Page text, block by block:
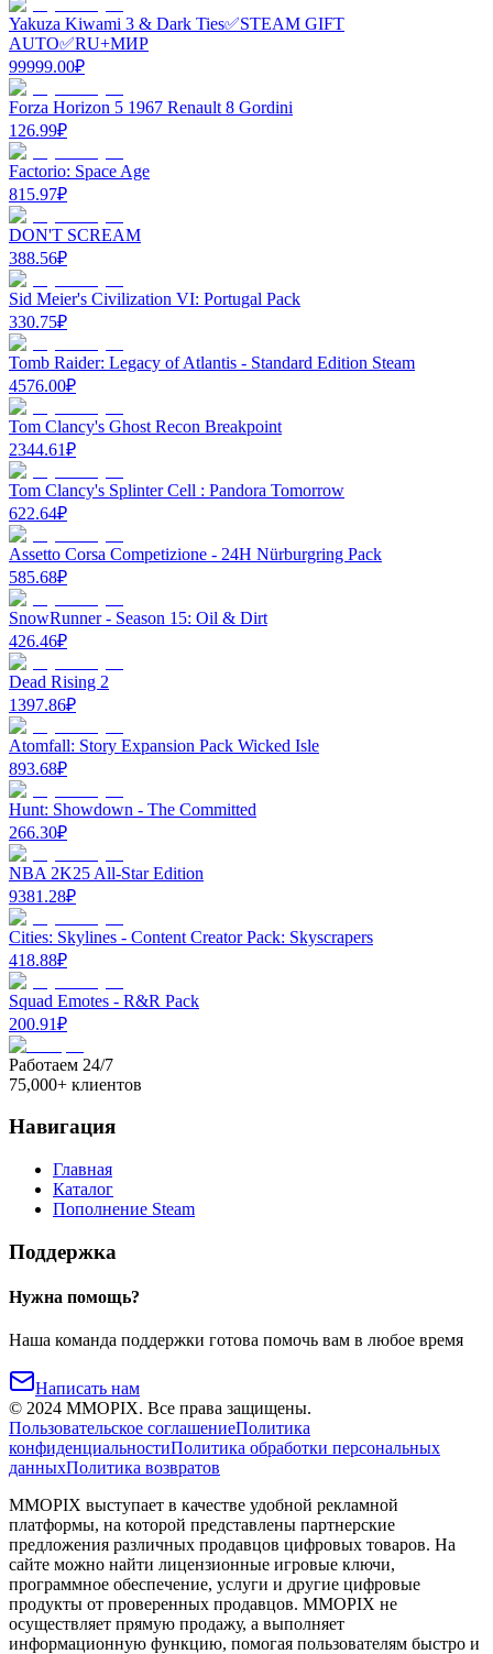
Yakuza Kiwami 3 & Dark Ties✅STEAM GIFT
AUTO✅RU+МИР
99999.00₽
Forza Horizon 5 1967 Renault 8 Gordini
126.99₽
Factorio: Space Age
815.97₽
DON'T SCREAM
388.56₽
Sid Meier's Civilization VI: Portugal Pack
330.75₽
Tomb Raider: Legacy of Atlantis - Standard Edition Steam
4576.00₽
Tom Clancy's Ghost Recon Breakpoint
2344.61₽
Tom Clancy's Splinter Cell : Pandora Tomorrow
622.64₽
Assetto Corsa Competizione - 24H Nürburgring Pack
585.68₽
SnowRunner - Season 15: Oil & Dirt
426.46₽
Dead Rising 2
1397.86₽
Atomfall: Story Expansion Pack Wicked Isle
893.68₽
Hunt: Showdown - The Committed
266.30₽
NBA 2K25 All-Star Edition
9381.28₽
Cities: Skylines - Content Creator Pack: Skyscrapers
418.88₽
Squad Emotes - R&R Pack
200.91₽
Работаем 24/7
75,000+ клиентов
Навигация
Главная
Каталог
Пополнение Steam
Поддержка
Нужна помощь?
Наша команда поддержки готова помочь вам в любое время
Написать нам
© 2024 MMOPIX. Все права защищены.
Пользовательское соглашениеПолитика
конфиденциальностиПолитика обработки персональных
данныхПолитика возвратов
MMOPIX выступает в качестве удобной рекламной
платформы, на которой представлены партнерские
предложения различных продавцов цифровых товаров. На
сайте можно найти лицензионные игровые ключи,
программное обеспечение, услуги и другие цифровые
продукты от проверенных продавцов. MMOPIX не
осуществляет прямую продажу, а выполняет
информационную функцию, помогая пользователям быстро и